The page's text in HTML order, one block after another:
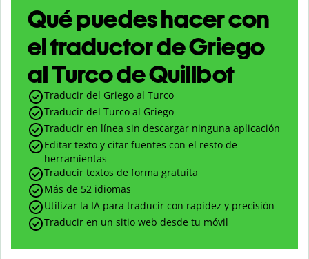
Qué puedes hacer con
el traductor de Griego
al Turco de Quillbot
Traducir del Griego al Turco
Traducir del Turco al Griego
Traducir en línea sin descargar ninguna aplicación
Editar texto y citar fuentes con el resto de
herramientas
Traducir textos de forma gratuita
Más de 52 idiomas
Utilizar la IA para traducir con rapidez y precisión
Traducir en un sitio web desde tu móvil